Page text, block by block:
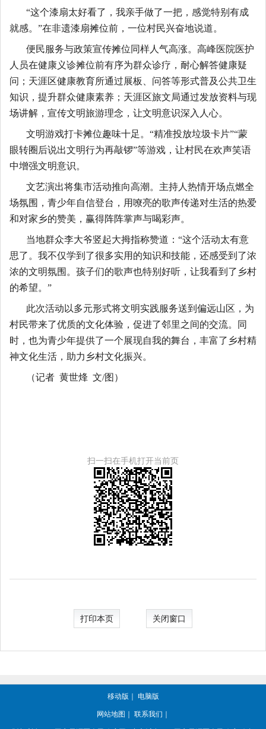
“这个漆扇太好看了，我亲手做了一把，感觉特别有成
就感。”在非遗漆扇摊位前，一位村民兴奋地说道。
便民服务与政策宣传摊位同样人气高涨。高峰医院医护
人员在健康义诊摊位前有序为群众诊疗，耐心解答健康疑
问；天涯区健康教育所通过展板、问答等形式普及公共卫生
知识，提升群众健康素养；天涯区旅文局通过发放资料与现
场讲解，宣传文明旅游理念，让文明意识深入人心。
文明游戏打卡摊位趣味十足。 “精准投放垃圾卡片”“蒙
眼转圈后说出文明行为再敲锣”等游戏，让村民在欢声笑语
中增强文明意识。
文艺演出将集市活动推向高潮。主持人热情开场点燃全
场氛围，青少年自信登台，用嘹亮的歌声传递对生活的热爱
和对家乡的赞美，赢得阵阵掌声与喝彩声。
当地群众李大爷竖起大拇指称赞道： “这个活动太有意
思了。我不仅学到了很多实用的知识和技能，还感受到了浓
浓的文明氛围。孩子们的歌声也特别好听，让我看到了乡村
的希望。”
此次活动以多元形式将文明实践服务送到偏远山区，为
村民带来了优质的文化体验，促进了邻里之间的交流。同
时，也为青少年提供了一个展现自我的舞台，丰富了乡村精
神文化生活，助力乡村文化振兴。
（记者 黄世烽 文/图）
扫一扫在手机打开当前页
打印本页 关闭窗口
移动版 ｜ 电脑版
网站地图 ｜ 联系我们 ｜